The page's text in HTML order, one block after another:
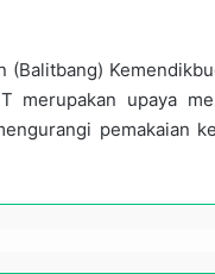
(Balitbang)
merupakan upaya
pemakaian